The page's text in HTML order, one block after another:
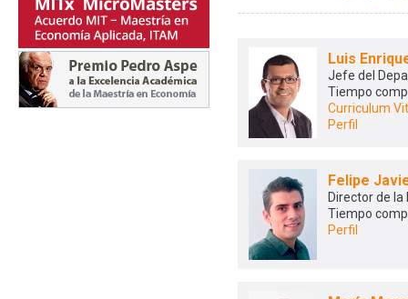
Luis
Jefe del
Tiempo
Curriculum
Perfil
Felipe
Director de
Tiempo
Perfil